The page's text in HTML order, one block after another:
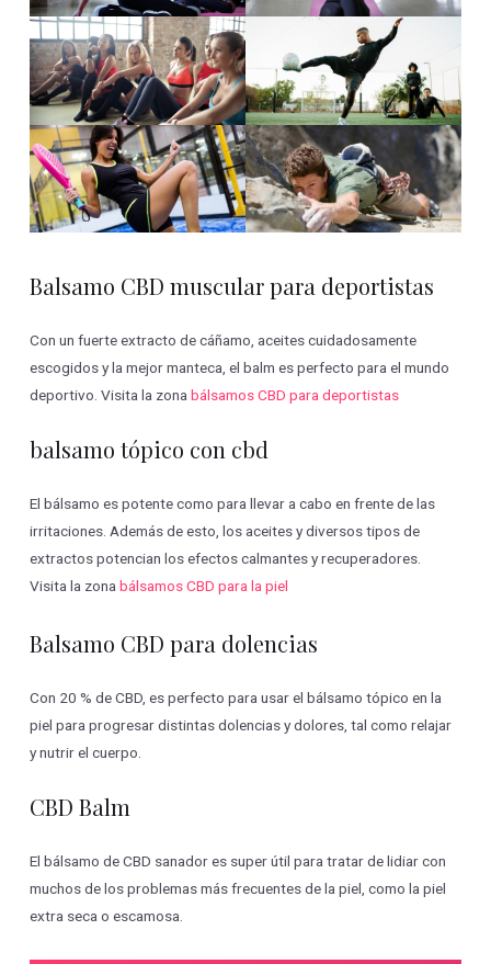
Balsamo CBD muscular para deportistas
Con un fuerte extracto de cáñamo, aceites cuidadosamente
escogidos y la mejor manteca, el balm es perfecto para el mundo
deportivo. Visita la zonabálsamos CBD para deportistas
balsamo tópico con cbd
El bálsamo es potente como para llevar a cabo en frente de las
irritaciones. Además de esto, los aceites y diversos tipos de
extractos potencian los efectos calmantes y recuperadores.
Visita la zonabálsamos CBD para la piel
Balsamo CBD para dolencias
Con 20 % de CBD, es perfecto para usar el bálsamo tópico en la
piel para progresar distintas dolencias y dolores, tal como relajar
y nutrir el cuerpo.
CBD Balm
El bálsamo de CBD sanador es super útil para tratar de lidiar con
muchos de los problemas más frecuentes de la piel, como la piel
extra seca o escamosa.